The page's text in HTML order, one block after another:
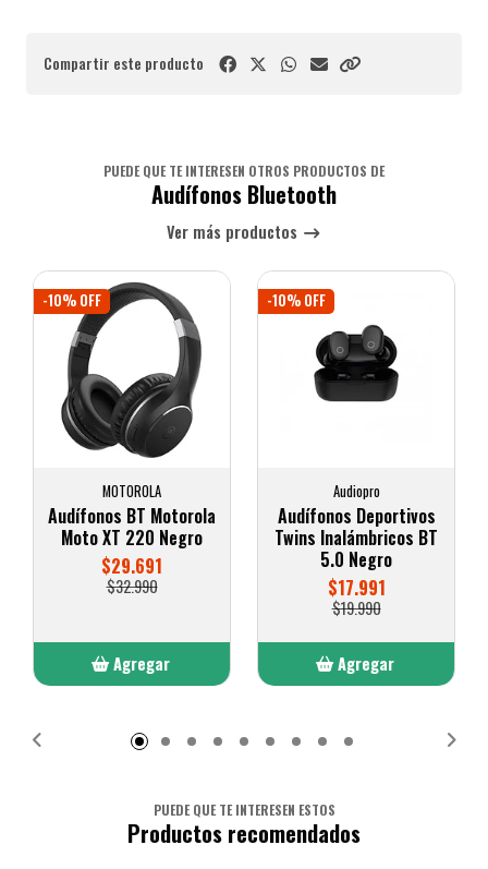
Compartir este producto
PUEDE QUE TE INTERESEN OTROS PRODUCTOS DE
Audífonos Bluetooth
Ver más productos
-10% OFF
MOTOROLA
Audífonos BT Motorola
Moto XT 220 Negro
$29.691
$32.990
Agregar
-10% OFF
Audiopro
Audífonos Deportivos
Twins Inalámbricos BT
5.0 Negro
$17.991
$19.990
Agregar
PUEDE QUE TE INTERESEN ESTOS
Productos recomendados